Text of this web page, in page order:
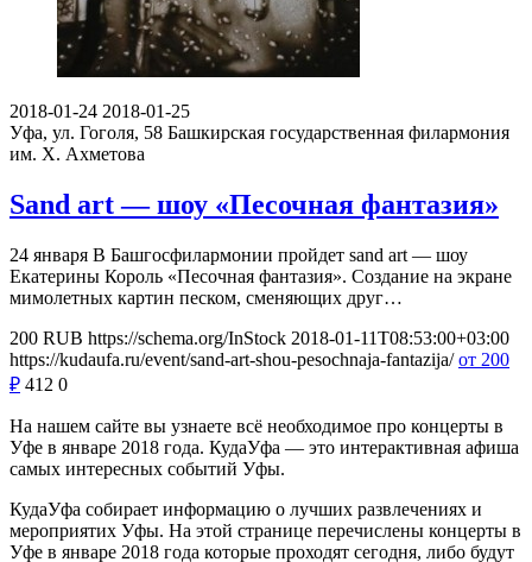
2018-01-24 2018-01-25
Уфа, ул. Гоголя, 58 Башкирская государственная филармония
им. Х. Ахметова
Sand art — шоу «Песочная фантазия»
24 января В Башгосфилармонии пройдет sand art — шоу
Екатерины Король «Песочная фантазия». Создание на экране
мимолетных картин песком, сменяющих друг…
200 RUB https://schema.org/InStock 2018-01-11T08:53:00+03:00
https://kudaufa.ru/event/sand-art-shou-pesochnaja-fantazija/ от 200
₽ 412 0
На нашем сайте вы узнаете всё необходимое про концерты в
Уфе в январе 2018 года. КудаУфа — это интерактивная афиша
самых интересных событий Уфы.
КудаУфа собирает информацию о лучших развлечениях и
мероприятих Уфы. На этой странице перечислены концерты в
Уфе в январе 2018 года которые проходят сегодня, либо будут